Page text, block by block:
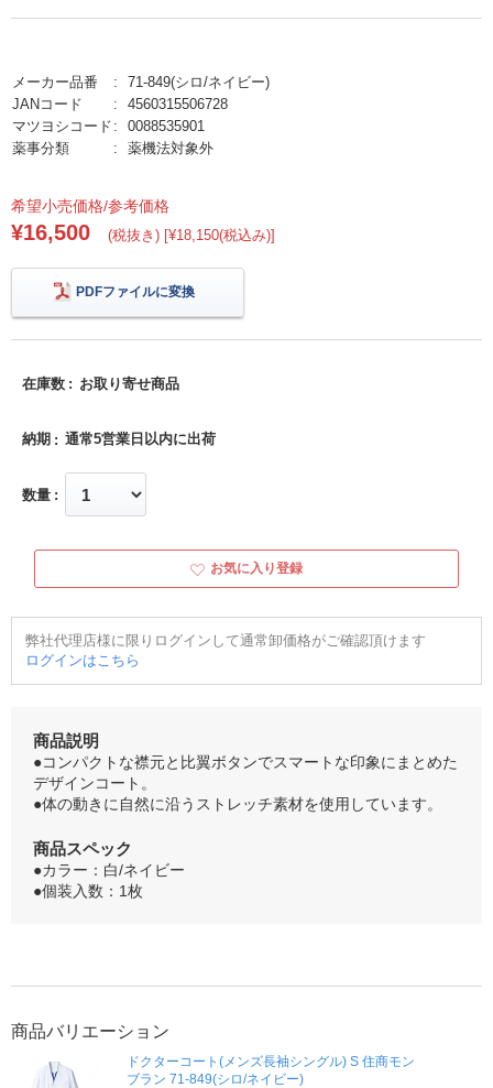
メーカー品番
71-849(シロ/ネイビー)
JANコード
4560315506728
マツヨシコード
0088535901
薬事分類
薬機法対象外
希望小売価格/参考価格
¥16,500 (税抜き) [¥18,150(税込み)]
PDFファイルに変換
在庫数 お取り寄せ商品
納期 通常5営業日以内に出荷
数量
お気に入り登録
弊社代理店様に限りログインして通常卸価格がご確認頂けます
ログインはこちら
商品説明
●コンパクトな襟元と比翼ボタンでスマートな印象にまとめた
デザインコート。
●体の動きに自然に沿うストレッチ素材を使用しています。
商品スペック
●カラー：白/ネイビー
●個装入数：1枚
商品バリエーション
ドクターコート(メンズ長袖シングル) S 住商モン
ブラン 71-849(シロ/ネイビー)